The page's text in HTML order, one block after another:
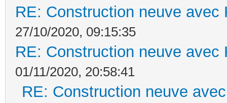
RE: Construction neuve avec
27/10/2020, 09:15:35
RE: Construction neuve avec
01/11/2020, 20:58:41
RE: Construction neuve